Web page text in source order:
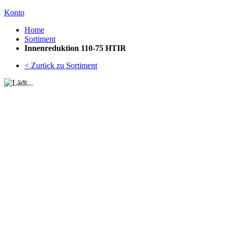
Konto
Home
Sortiment
Innenreduktion 110-75 HTIR
< Zurück zu Sortiment